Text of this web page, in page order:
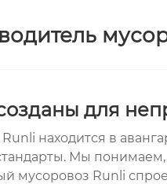
для
находится в
Мы
мусоровоз Runli